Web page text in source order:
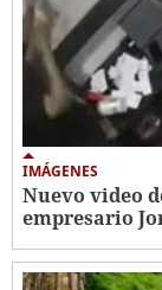
IMÁGENES
Nuevo video
empresario